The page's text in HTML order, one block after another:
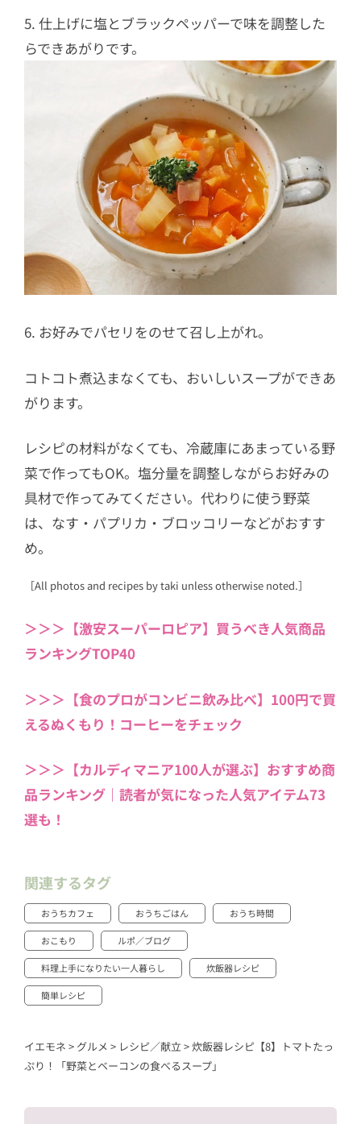
5. 仕上げに塩とブラックペッパーで味を調整した
らできあがりです。
6. お好みでパセリをのせて召し上がれ。
コトコト煮込まなくても、おいしいスープができあ
がります。
レシピの材料がなくても、冷蔵庫にあまっている野
菜で作ってもOK。塩分量を調整しながらお好みの
具材で作ってみてください。代わりに使う野菜
は、なす・パプリカ・ブロッコリーなどがおすす
め。
［All photos and recipes by taki unless otherwise noted.］
＞＞＞【激安スーパーロピア】買うべき人気商品
ランキングTOP40
＞＞＞【食のプロがコンビニ飲み比べ】100円で買
えるぬくもり！コーヒーをチェック
＞＞＞【カルディマニア100人が選ぶ】おすすめ商
品ランキング｜読者が気になった人気アイテム73
選も！
関連するタグ
おうちカフェ おうちごはん おうち時間
おこもり ルポ／ブログ
料理上手になりたい一人暮らし 炊飯器レシピ
簡単レシピ
イエモネ > グルメ > レシピ／献立>炊飯器レシピ【8】トマトたっ
ぷり！「野菜とベーコンの食べるスープ」